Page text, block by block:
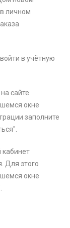
личном
в учётную
сайте
окне
заполните
кабинет
Для этого
окне